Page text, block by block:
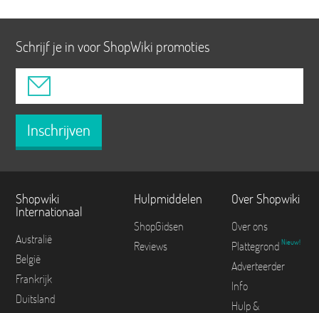
Schrijf je in voor ShopWiki promoties
Inschrijven
Shopwiki
Internationaal
Australië
België
Frankrijk
Duitsland
Hulpmiddelen
ShopGidsen
Reviews
Over Shopwiki
Over ons
Plattegrond Nieuw!
Adverteerder
Info
Hulp &